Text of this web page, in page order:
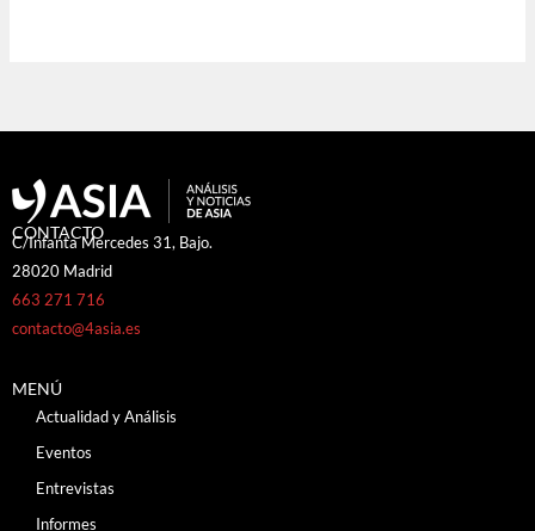
CONTACTO
C/Infanta Mercedes 31, Bajo.
28020 Madrid
663 271 716
contacto@4asia.es
MENÚ
Actualidad y Análisis
Eventos
Entrevistas
Informes